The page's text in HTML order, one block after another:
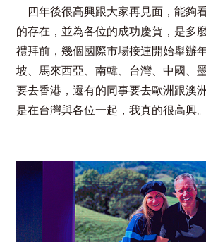
四年後很高興跟大家再見面，能夠
的存在，並為各位的成功慶賀，是多
禮拜前，幾個國際市場接連開始舉辦
坡、馬來西亞、南韓、台灣、中國、
要去香港，還有的同事要去歐洲跟澳
是在台灣與各位一起，我真的很高興。